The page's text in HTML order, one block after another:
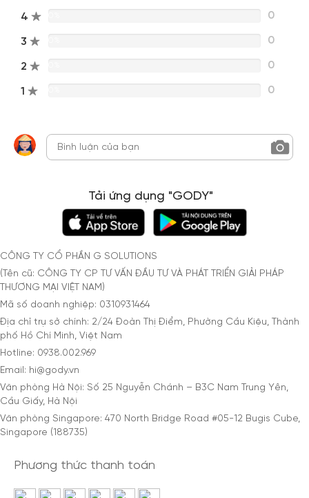
4 0
3 0
2 0
1 0
Tải ứng dụng "GODY"
CÔNG TY CỔ PHẦN G SOLUTIONS
(Tên cũ: CÔNG TY CP TƯ VẤN ĐẦU TƯ VÀ PHÁT TRIỂN GIẢI PHÁP
THƯƠNG MẠI VIỆT NAM)
Mã số doanh nghiệp: 0310931464
Địa chỉ trụ sở chính: 2/24 Đoàn Thị Điểm, Phường Cầu Kiệu, Thành
phố Hồ Chí Minh, Việt Nam
Hotline: 0938.002.969
Email: hi@gody.vn
Văn phòng Hà Nội: Số 25 Nguyễn Chánh – B3C Nam Trung Yên,
Cầu Giấy, Hà Nội
Văn phòng Singapore: 470 North Bridge Road #05-12 Bugis Cube,
Singapore (188735)
Phương thức thanh toán